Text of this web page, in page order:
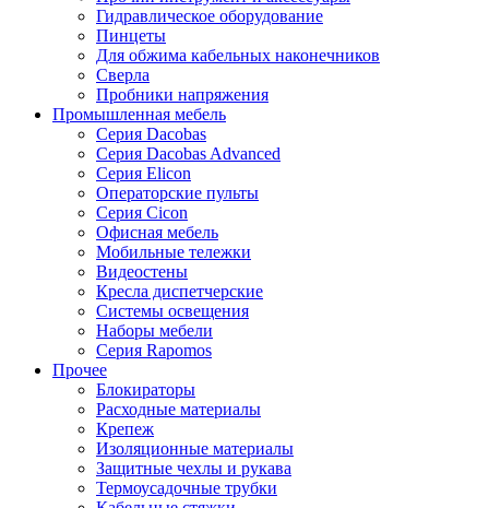
Гидравлическое оборудование
Пинцеты
Для обжима кабельных наконечников
Сверла
Пробники напряжения
Промышленная мебель
Серия Dacobas
Серия Dacobas Advanced
Серия Elicon
Операторские пульты
Серия Cicon
Офисная мебель
Мобильные тележки
Видеостены
Кресла диспетчерские
Системы освещения
Наборы мебели
Серия Rapomos
Прочее
Блокираторы
Расходные материалы
Крепеж
Изоляционные материалы
Защитные чехлы и рукава
Термоусадочные трубки